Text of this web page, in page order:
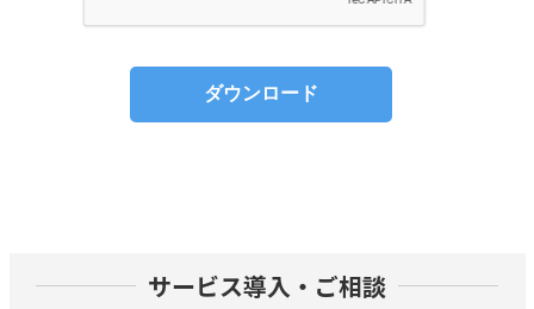
サービス導入・ご相談